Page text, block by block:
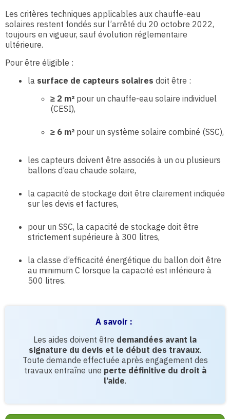
Les critères techniques applicables aux chauffe-eau
solaires restent fondés sur l’arrêté du 20 octobre 2022,
toujours en vigueur, sauf évolution réglementaire
ultérieure.
Pour être éligible :
la surface de capteurs solaires doit être :
≥ 2 m² pour un chauffe-eau solaire individuel
(CESI),
≥ 6 m² pour un système solaire combiné (SSC),
les capteurs doivent être associés à un ou plusieurs
ballons d’eau chaude solaire,
la capacité de stockage doit être clairement indiquée
sur les devis et factures,
pour un SSC, la capacité de stockage doit être
strictement supérieure à 300 litres,
la classe d’efficacité énergétique du ballon doit être
au minimum C lorsque la capacité est inférieure à
500 litres.
A savoir :
Les aides doivent être demandées avant la
signature du devis et le début des travaux.
Toute demande effectuée après engagement des
travaux entraîne une perte définitive du droit à
l’aide.